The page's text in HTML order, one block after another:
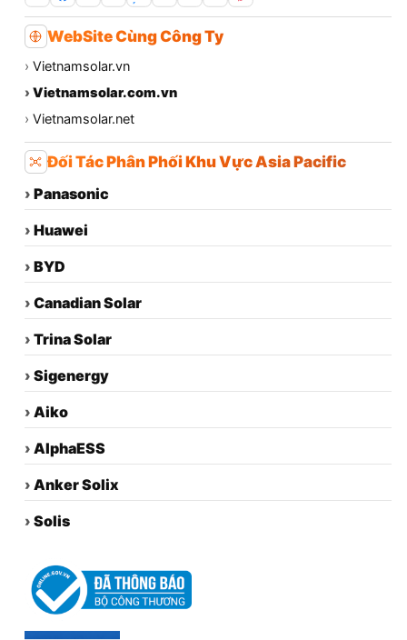
WebSite Cùng Công Ty
› Vietnamsolar.vn
› Vietnamsolar.com.vn
› Vietnamsolar.net
Đối Tác Phân Phối Khu Vực Asia Pacific
› Panasonic
› Huawei
› BYD
› Canadian Solar
› Trina Solar
› Sigenergy
› Aiko
› AlphaESS
› Anker Solix
› Solis